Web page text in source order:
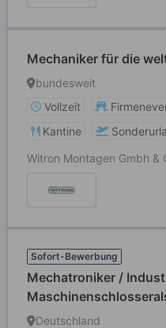
Mechaniker für die
bundesweit
Vollzeit
Kantine
Witron Montagen Gmbh &
Sofort-Bewerbung
Mechatroniker /
weltweiten
Deutschland